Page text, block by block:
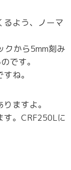
よう、ノーマ
クから5mm刻み
です。
ね。
ますよ。
す。CRF250Lに